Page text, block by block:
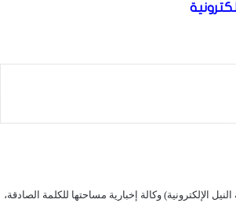
الإلكترونية) وكالة إخبارية مساحتها للكلمة الصادقة،